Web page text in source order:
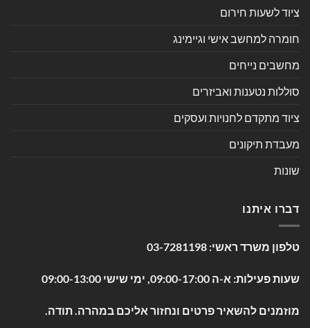
ציוד לשעות חירום
חומרה למחשב אישי וגיימינג
מחשבים נייחים
סוללות נטענות ואביזרים
ציוד מתקדם לחנויות ועסקים
מעבדת תיקונים
שונות
דברו איתנו
טלפון משרד ראשי: 03-7281198
שעות פעילות: א-ה 09:00-17:00, ימי שישי 09:00-13:00
מוזמנים להשאיר פרטים ונחזור אליכם במהרה. תודה.